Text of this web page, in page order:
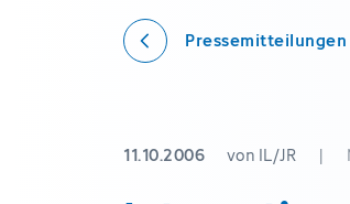
Pressemitteilungen
11.10.2006 von IL/JR |